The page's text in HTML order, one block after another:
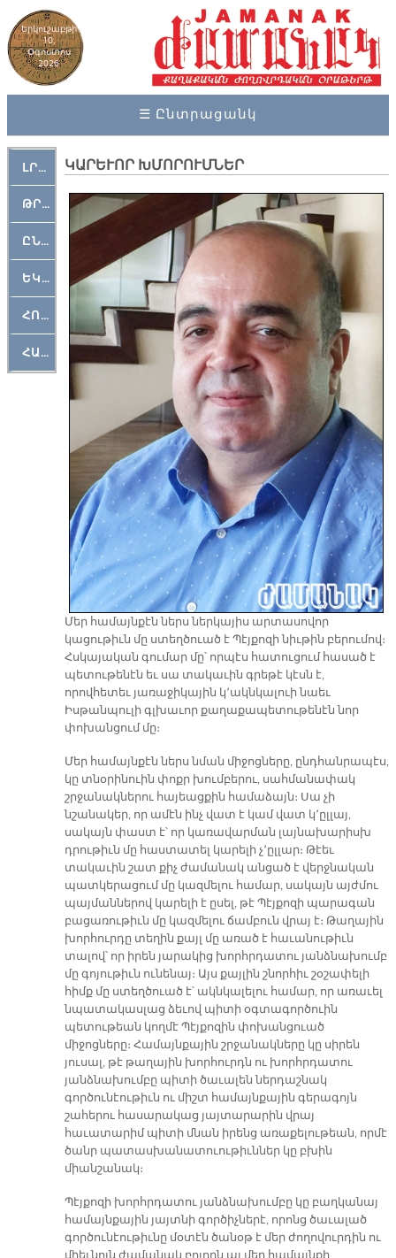
Երկուշաբթի
10,
Օգոստոս
2026
☰ Ընտրացանկ
ԼՐԱՀՈՍ
ԹՐՔԱՀԱՅ ԿԵԱՆՔ
ԸՆԿԵՐԱՄՇԱԿՈՒԹԱՅԻՆ
ԵԿԵՂԵՑԱԿԱՆ
ՀՈԳԵՄՏԱՒՈՐ
ՀԱՐԹԱԿ
ԿԱՐԵՒՈՐ ԽՄՈՐՈՒՄՆԵՐ
Մեր համայնքէն ներս ներկայիս արտասովոր
կացութիւն մը ստեղծուած է Պէյքոզի նիւթին բերումով։
Հսկայական գումար մը՝ որպէս հատուցում հասած է
պետութենէն եւ սա տակաւին գրեթէ կէսն է,
որովհետեւ յառաջիկային կ՚ակնկալուի նաեւ
Իսթանպուլի գլխաւոր քաղաքապետութենէն նոր
փոխանցում մը։
Մեր համայնքէն ներս նման միջոցները, ընդհանրապէս,
կը տնօրինուին փոքր խումբերու, սահմանափակ
շրջանակներու հայեացքին համաձայն։ Սա չի
նշանակեր, որ ամէն ինչ վատ է կամ վատ կ՚ըլլայ,
սակայն փաստ է՝ որ կառավարման լայնախարիսխ
դրութիւն մը հաստատել կարելի չ՚ըլլար։ Թէեւ
տակաւին շատ քիչ ժամանակ անցած է վերջնական
պատկերացում մը կազմելու համար, սակայն այժմու
պայմաններով կարելի է ըսել, թէ Պէյքոզի պարագան
բացառութիւն մը կազմելու ճամբուն վրայ է։ Թաղային
խորհուրդը տեղին քայլ մը առած է հաւանութիւն
տալով՝ որ իրեն յարակից խորհրդատու յանձնախումբ
մը գոյութիւն ունենայ։ Այս քայլին շնորհիւ շօշափելի
հիմք մը ստեղծուած է՝ ակնկալելու համար, որ առաւել
նպատակասլաց ձեւով պիտի օգտագործուին
պետութեան կողմէ Պէյքոզին փոխանցուած
միջոցները։ Համայնքային շրջանակները կը սիրեն
յուսալ, թէ թաղային խորհուրդն ու խորհրդատու
յանձնախումբը պիտի ծաւալեն ներդաշնակ
գործունէութիւն ու միշտ համայնքային գերագոյն
շահերու հասարակաց յայտարարին վրայ
հաւատարիմ պիտի մնան իրենց առաքելութեան, որմէ
ծանր պատասխանատուութիւններ կը բխին
միանշանակ։
Պէյքոզի խորհրդատու յանձնախումբը կը բաղկանայ
համայնքային յայտնի գործիչներէ, որոնց ծաւալած
գործունէութիւնը մօտէն ծանօթ է մեր ժողովուրդին ու
միեւնոյն ժամանակ բոլորն ալ մեր համայնքի